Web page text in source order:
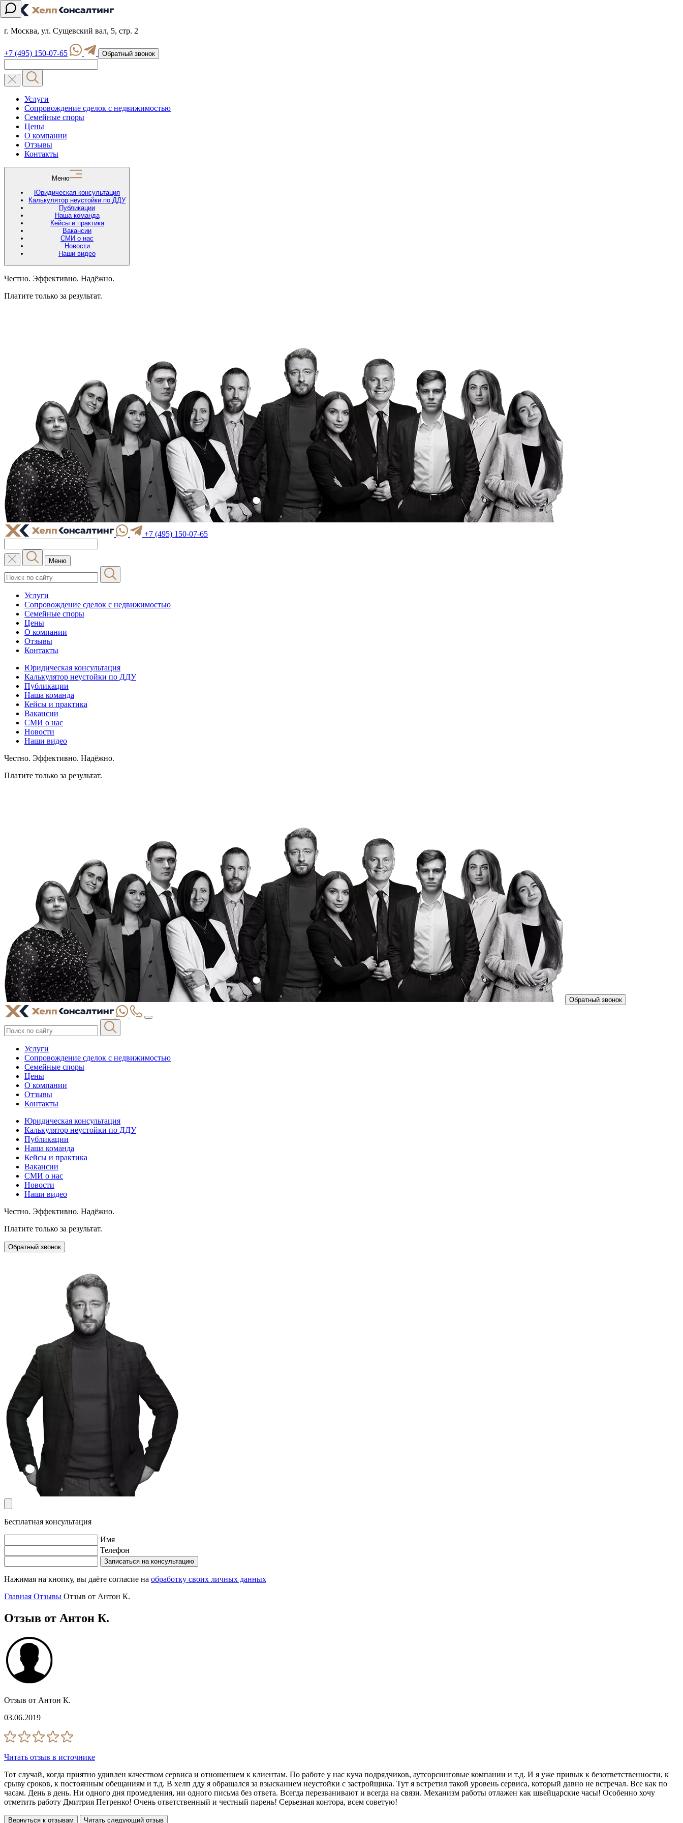
г. Москва, ул. Сущевский вал, 5, стр. 2
+7 (495) 150-07-65 Обратный звонок
Услуги
Сопровождение сделок с недвижимостью
Семейные споры
Цены
О компании
Отзывы
Контакты
Меню
Юридическая консультация
Калькулятор неустойки по ДДУ
Публикации
Наша команда
Кейсы и практика
Вакансии
СМИ о нас
Новости
Наши видео
Честно. Эффективно. Надёжно.
Платите только за результат.
+7 (495) 150-07-65
Меню
Услуги
Сопровождение сделок с недвижимостью
Семейные споры
Цены
О компании
Отзывы
Контакты
Юридическая консультация
Калькулятор неустойки по ДДУ
Публикации
Наша команда
Кейсы и практика
Вакансии
СМИ о нас
Новости
Наши видео
Честно. Эффективно. Надёжно.
Платите только за результат.
Обратный звонок
Услуги
Сопровождение сделок с недвижимостью
Семейные споры
Цены
О компании
Отзывы
Контакты
Юридическая консультация
Калькулятор неустойки по ДДУ
Публикации
Наша команда
Кейсы и практика
Вакансии
СМИ о нас
Новости
Наши видео
Честно. Эффективно. Надёжно.
Платите только за результат.
Обратный звонок
Бесплатная консультация
Имя
Телефон
Записаться на консультацию
Нажимая на кнопку, вы даёте согласие на обработку своих личных данных
Главная Отзывы Отзыв от Антон К.
Отзыв от Антон К.
Отзыв от Антон К.
03.06.2019
Читать отзыв в источнике
Тот случай, когда приятно удивлен качеством сервиса и отношением к клиентам. По работе у нас куча подрядчиков, аутсорсинговые компании и т.д. И я уже привык к безответственности, к
срыву сроков, к постоянным обещаниям и т.д. В хелп дду я обращался за взысканием неустойки с застройщика. Тут я встретил такой уровень сервиса, который давно не встречал. Все как по
часам. День в день. Ни одного дня промедления, ни одного письма без ответа. Всегда перезванивают и всегда на связи. Механизм работы отлажен как швейцарские часы! Особенно хочу
отметить работу Дмитрия Петренко! Очень ответственный и честный парень! Серьезная контора, всем советую!
Вернуться к отзывам Читать следующий отзыв